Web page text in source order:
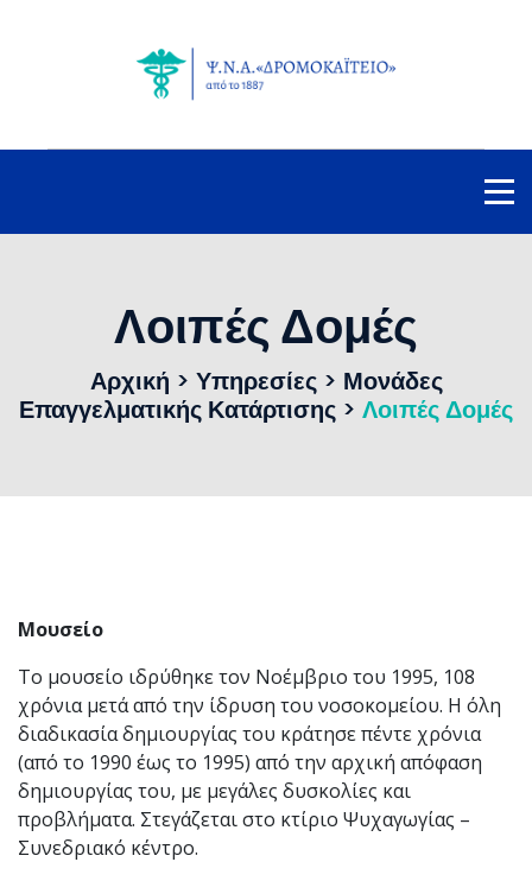
Λοιπές Δομές
Αρχική > Υπηρεσίες> Μονάδες
Επαγγελματικής Κατάρτισης > Λοιπές Δομές
Μουσείο
Το μουσείο ιδρύθηκε τον Νοέμβριο του 1995, 108
χρόνια μετά από την ίδρυση του νοσοκομείου. Η όλη
διαδικασία δημιουργίας του κράτησε πέντε χρόνια
(από το 1990 έως το 1995) από την αρχική απόφαση
δημιουργίας του, με μεγάλες δυσκολίες και
προβλήματα. Στεγάζεται στο κτίριο Ψυχαγωγίας –
Συνεδριακό κέντρο.